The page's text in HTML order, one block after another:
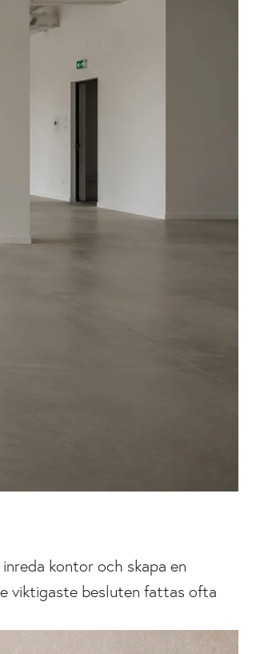
kontor och skapa en
viktigaste besluten fattas ofta